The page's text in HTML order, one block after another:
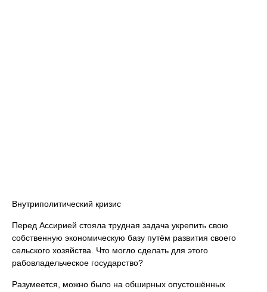
Внутриполитический кризис
Перед Ассирией стояла трудная задача укрепить свою
собственную экономическую базу путём развития своего
сельского хозяйства. Что могло сделать для этого
рабовладельческое государство?
Разумеется, можно было на обширных опустошённых